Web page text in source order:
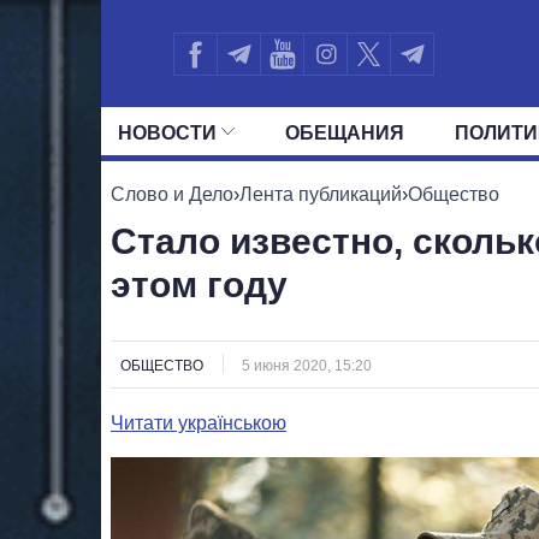
НОВОСТИ ОБЕЩАНИЯ
ВСЕ ПОЛИТИКИ ПРЕЗИДЕНТ И
Слово и Дело›Лента публикаций›Общество
Стало известно,
этом году
ОБЩЕСТВО 5 июня 2020, 15:20
Читати українською